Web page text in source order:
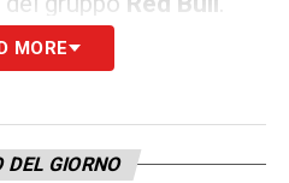
scout in
,Szoboszlai
MORE
DEL GIORNO